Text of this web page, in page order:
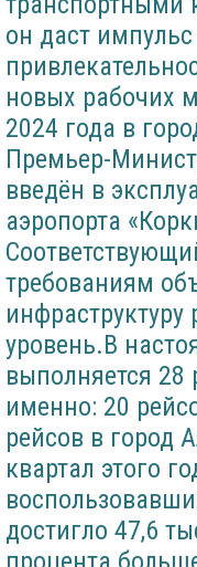
он даст
новых рабочих
2024 года в
Премьер-
введён в
аэропорта
требованиям
уровень.В
выполняется 28
именно: 20
рейсов в город
квартал этого
достигло 47,6